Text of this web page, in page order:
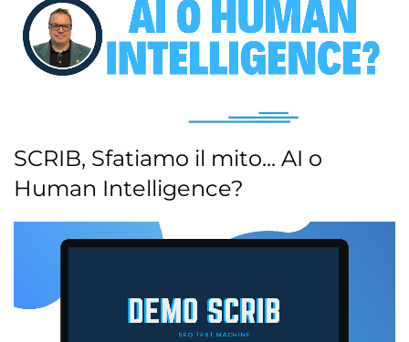
SCRIB, Sfatiamo il mito... AI o
Human Intelligence?